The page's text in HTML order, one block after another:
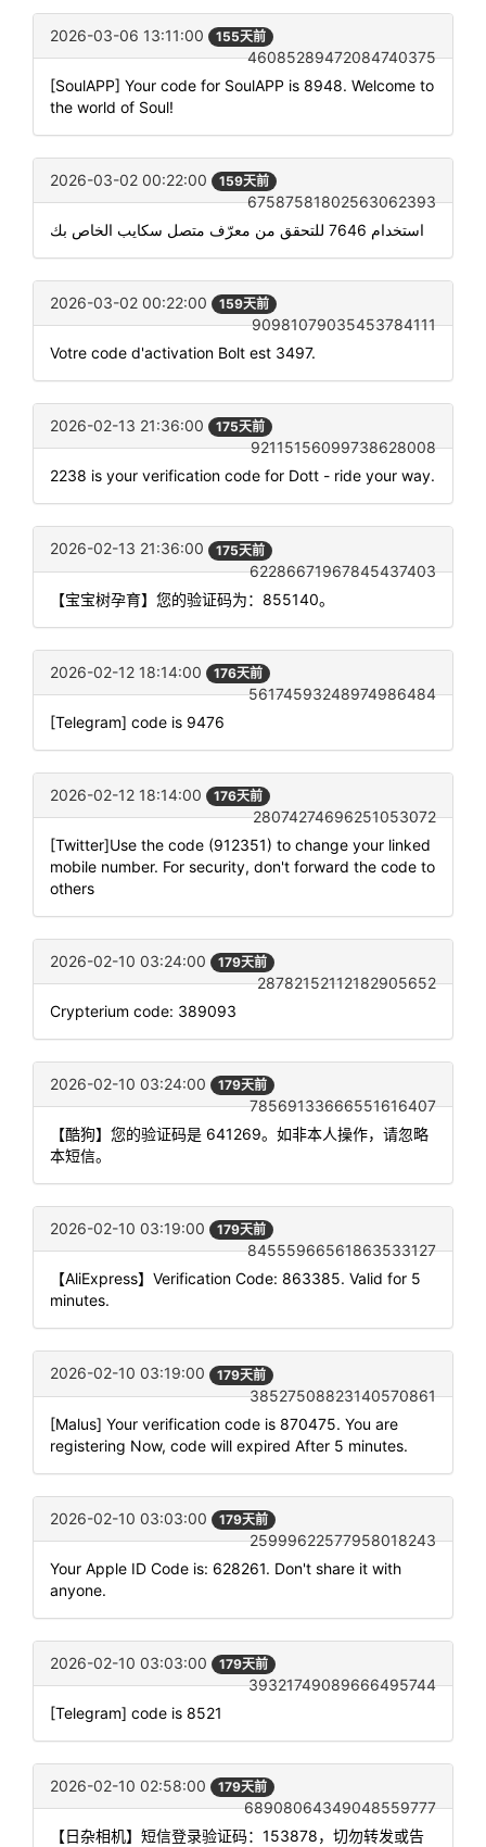
2026-03-06 13:11:00 155天前
46085289472084740375
[SoulAPP] Your code for SoulAPP is 8948. Welcome to
the world of Soul!
2026-03-02 00:22:00 159天前
67587581802563062393
استخدام 7646 للتحقق من معرّف متصل سكايب الخاص بك
2026-03-02 00:22:00 159天前
90981079035453784111
Votre code d'activation Bolt est 3497.
2026-02-13 21:36:00 175天前
92115156099738628008
2238 is your verification code for Dott - ride your way.
2026-02-13 21:36:00 175天前
62286671967845437403
【宝宝树孕育】您的验证码为：855140。
2026-02-12 18:14:00 176天前
56174593248974986484
[Telegram] code is 9476
2026-02-12 18:14:00 176天前
28074274696251053072
[Twitter]Use the code (912351) to change your linked
mobile number. For security, don't forward the code to
others
2026-02-10 03:24:00 179天前
28782152112182905652
Crypterium code: 389093
2026-02-10 03:24:00 179天前
78569133666551616407
【酷狗】您的验证码是 641269。如非本人操作，请忽略
本短信。
2026-02-10 03:19:00 179天前
84555966561863533127
【AliExpress】Verification Code: 863385. Valid for 5
minutes.
2026-02-10 03:19:00 179天前
38527508823140570861
[Malus] Your verification code is 870475. You are
registering Now, code will expired After 5 minutes.
2026-02-10 03:03:00 179天前
25999622577958018243
Your Apple ID Code is: 628261. Don't share it with
anyone.
2026-02-10 03:03:00 179天前
39321749089666495744
[Telegram] code is 8521
2026-02-10 02:58:00 179天前
68908064349048559777
【日杂相机】短信登录验证码：153878，切勿转发或告